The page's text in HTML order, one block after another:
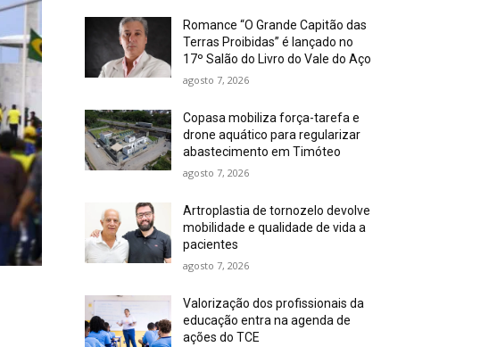
Romance “O Grande Capitão das
Terras Proibidas” é lançado no
17º Salão do Livro do Vale do Aço
agosto 7, 2026
Copasa mobiliza força-tarefa e
drone aquático para regularizar
abastecimento em Timóteo
agosto 7, 2026
Artroplastia de tornozelo devolve
mobilidade e qualidade de vida a
pacientes
agosto 7, 2026
Valorização dos profissionais da
educação entra na agenda de
ações do TCE